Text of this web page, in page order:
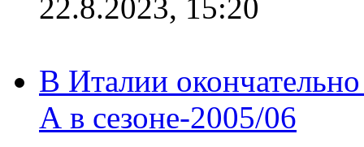
22.8.2023, 15:20
В Италии
А в сезоне-2005/06